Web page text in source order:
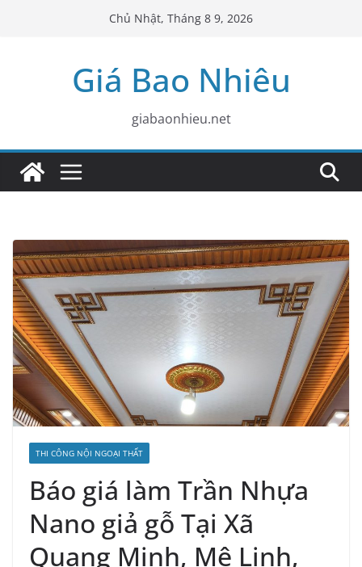
Chủ Nhật, Tháng 8 9, 2026
Giá Bao Nhiêu
giabaonhieu.net
THI CÔNG NỘI NGOẠI THẤT
Báo giá làm Trần Nhựa
Nano giả gỗ Tại Xã
Quang Minh, Mê Linh,